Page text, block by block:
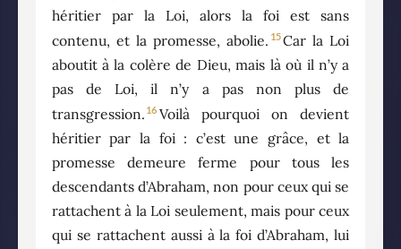
héritier par la Loi, alors la foi est sans
contenu, et la promesse, abolie. 15Car la Loi
aboutit à la colère de Dieu, mais là où il n’y a
pas de Loi, il n’y a pas non plus de
transgression. 16 Voilà pourquoi on devient
héritier par la foi : c’est une grâce, et la
promesse demeure ferme pour tous les
descendants d’Abraham, non pour ceux qui se
rattachent à la Loi seulement, mais pour ceux
qui se rattachent aussi à la foi d’Abraham, lui